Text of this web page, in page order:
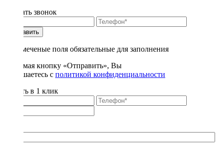
Заказать звонок
Отправить
* - отмеченые поля обязательные для заполнения
Нажимая кнопку «Отправить», Вы
соглашаетесь с политикой конфиденциальности
Купить в 1 клик